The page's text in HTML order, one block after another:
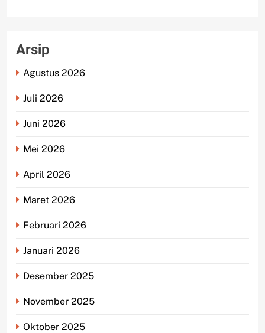
Arsip
Agustus 2026
Juli 2026
Juni 2026
Mei 2026
April 2026
Maret 2026
Februari 2026
Januari 2026
Desember 2025
November 2025
Oktober 2025